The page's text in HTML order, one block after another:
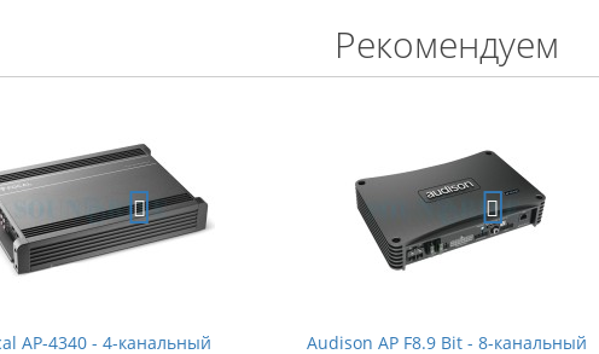
Рекомендуем
AP-4340 - 4-канальный Audison AP F8.9 Bit - 8-канальный